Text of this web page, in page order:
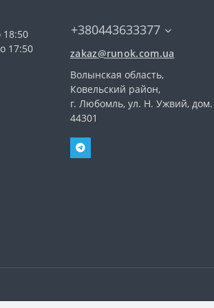
18:50
17:50
+380443633377
zakaz@runok.com.ua
Волынская область,
Ковельский район,
г. Любомль, ул. Н. Ужвий,
44301